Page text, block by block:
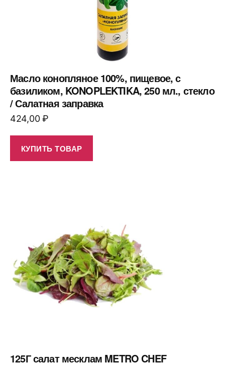
Масло конопляное 100%, пищевое, с
базиликом, KONOPLEKTIKA, 250 мл., стекло
/ Салатная заправка
424,00₽
КУПИТЬ ТОВАР
125Г салат месклам METRO CHEF